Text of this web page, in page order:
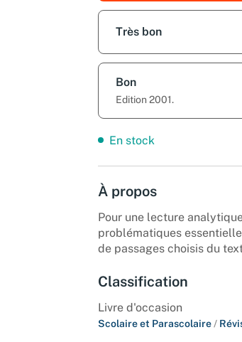
Très bon
Bon
Edition 2001.
En stock
À propos
Pour une lecture
problématiques
de passages choisis du
Classification
Livre d'occasion
Scolaire et Parascolaire /